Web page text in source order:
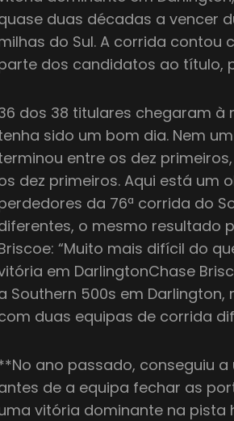
duas décadas a vencer
do Sul. A corrida
dos candidatos ao título,
dos 38 titulares chegaram à
sido um bom dia. Nem
entre os dez
dez primeiros. Aqui está um
da 76ª corrida do
o mesmo resultado
“Muito mais difícil do
em DarlingtonChase
Southern 500s em
duas equipas de corrida
ano passado, conseguiu
de a equipa fechar as
vitória dominante na pista